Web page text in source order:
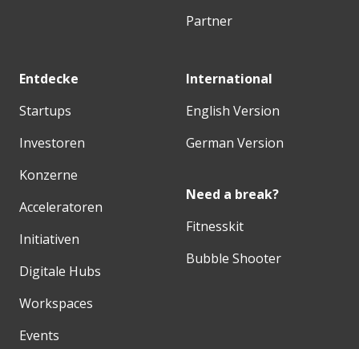
Partner
Entdecke
Startups
Investoren
Konzerne
Acceleratoren
Initiativen
Digitale Hubs
Workspaces
Events
International
English Version
German Version
Need a break?
Fitnesskit
Bubble Shooter